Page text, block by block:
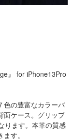
』 for iPhone13Pro
色の豊富なカラーバ
面ケース。グリップ
ります。本革の質感
す。